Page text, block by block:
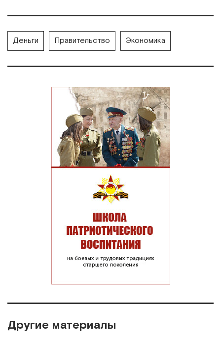
Деньги Правительство Экономика
Другие материалы